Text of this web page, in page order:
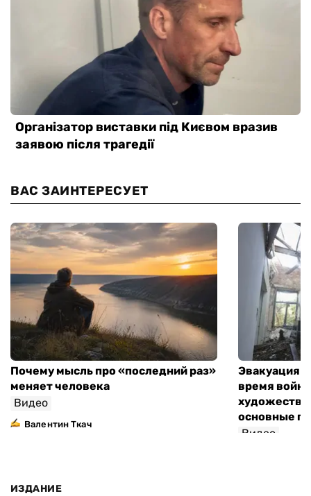
ВАС ЗАИНТЕРЕСУЕТ
Почему мысль про «последний раз»
меняет человека
Видео
Валентин Ткач
Эвакуация
время
основные
Видео
ИЗДАНИЕ